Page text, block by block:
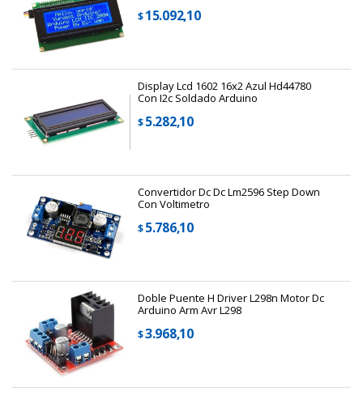
$15.092,10
Display Lcd 1602 16x2 Azul Hd44780
Con I2c Soldado Arduino
$5.282,10
Convertidor Dc Dc Lm2596 Step Down
Con Voltimetro
$5.786,10
Doble Puente H Driver L298n Motor Dc
Arduino Arm Avr L298
$3.968,10